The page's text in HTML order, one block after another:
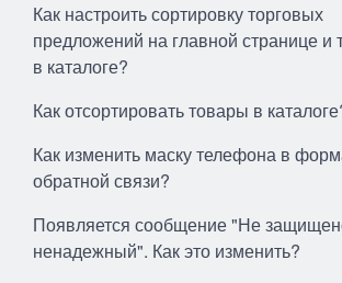
Как настроить сортировку торговых
предложений на главной странице и
в каталоге?
Как отсортировать товары в
Как изменить маску телефона в
обратной связи?
Появляется сообщение "Не
ненадежный". Как это изменить?